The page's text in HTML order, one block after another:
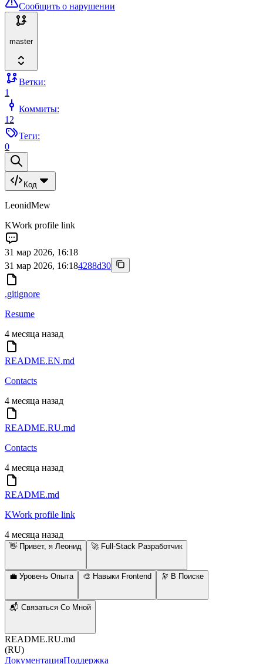
Сообщить о нарушении
master
Ветки:
1
Коммиты:
12
Теги:
0
Код
LeonidMew
KWork profile link
31 мар 2026, 16:18
31 мар 2026, 16:184288d30
.gitignore
Resume
4 месяца назад
README.EN.md
Contacts
4 месяца назад
README.RU.md
Contacts
4 месяца назад
README.md
KWork profile link
4 месяца назад
👋 Привет, я Леонид 🚀 Full-Stack Разработчик
💼 Уровень Опыта 🎨 Навыки Frontend 🔭 В Поиске
📬 Связаться Со Мной
README.RU.md
(RU)
ДокументацияПоддержка